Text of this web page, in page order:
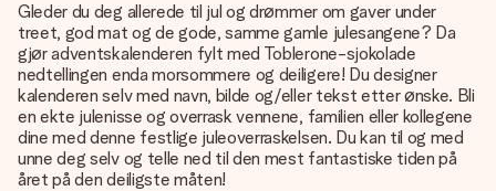
Gleder du deg allerede til jul og drømmer om gaver under
treet, god mat og de gode, samme gamle julesangene? Da
gjør adventskalenderen fylt med Toblerone-sjokolade
nedtellingen enda morsommere og deiligere! Du designer
kalenderen selv med navn, bilde og/eller tekst etter ønske. Bli
en ekte julenisse og overrask vennene, familien eller kollegene
dine med denne festlige juleoverraskelsen. Du kan til og med
unne deg selv og telle ned til den mest fantastiske tiden på
året på den deiligste måten!